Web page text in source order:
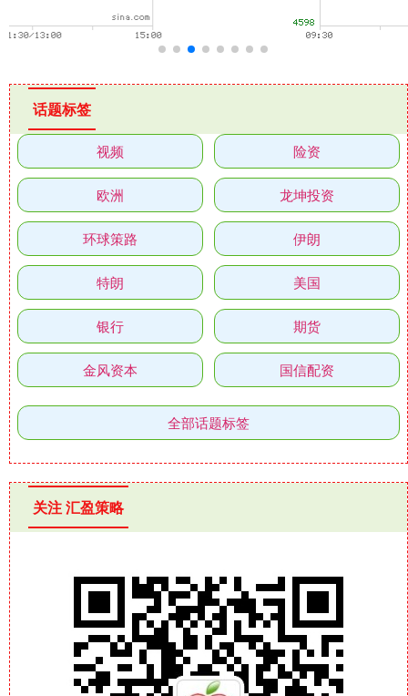
话题标签
视频 险资
欧洲 龙坤投资
环球策路 伊朗
特朗 美国
银行 期货
金风资本 国信配资
全部话题标签
关注 汇盈策略